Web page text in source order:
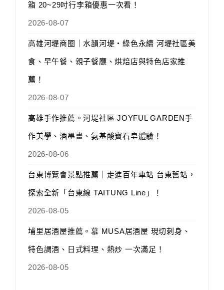
箱 20~29吋行李箱優惠一次看！
2026-08-07
高雄河堤商圈｜水韻河堤‧綠色永續 河堤社區美
食、早午餐、親子餐廳、烘焙店與特色店家推
薦！
2026-08-07
高雄手作推薦。河堤社區 JOYFUL GARDEN手
作美學、酒墨畫、氨基酸寶石皂體驗！
2026-08-06
台東博覽會景點推薦｜走進百年車站 台東舊站，
探索全新「台東線 TAITUNG Line」！
2026-08-05
埔里居酒屋推薦。慕 MUSA居酒屋 現切刺身、
特色調酒、日式料理、熱炒 一次滿足！
2026-08-05